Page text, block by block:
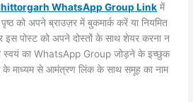
WhatsApp Group Link में
को अपने ब्राउज़र में बुकमार्क करें या नियमित
इस पोस्ट को अपने दोस्तों के साथ शेयर करना न
स्वयं का WhatsApp Group जोड़ने के इच्छुक
के माध्यम से आमंत्रण लिंक के साथ समूह का नाम